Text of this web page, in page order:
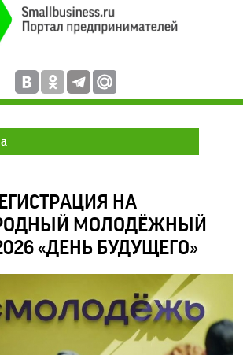
НА
МОЛОДЁЖНЫЙ
«ДЕНЬ БУДУЩЕГО»